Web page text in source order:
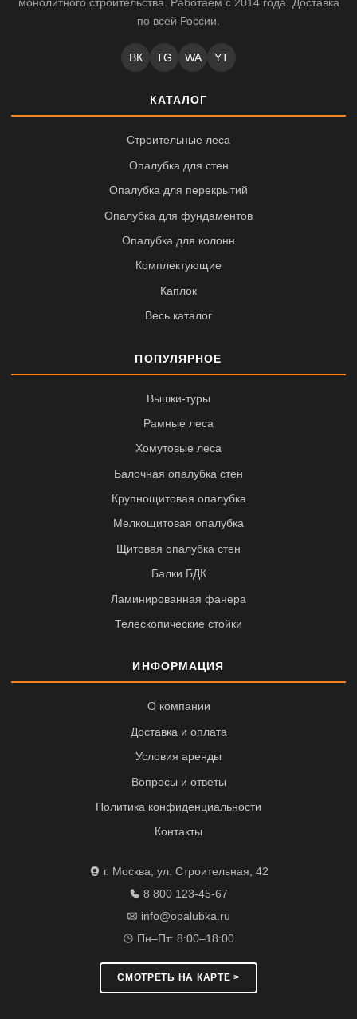
монолитного строительства. Работаем с 2014 года. Доставка
по всей России.
ВК TG WA YT
КАТАЛОГ
Строительные леса
Опалубка для стен
Опалубка для перекрытий
Опалубка для фундаментов
Опалубка для колонн
Комплектующие
Каплок
Весь каталог
ПОПУЛЯРНОЕ
Вышки-туры
Рамные леса
Хомутовые леса
Балочная опалубка стен
Крупнощитовая опалубка
Мелкощитовая опалубка
Щитовая опалубка стен
Балки БДК
Ламинированная фанера
Телескопические стойки
ИНФОРМАЦИЯ
О компании
Доставка и оплата
Условия аренды
Вопросы и ответы
Политика конфиденциальности
Контакты
г. Москва, ул. Строительная, 42
8 800 123-45-67
info@opalubka.ru
Пн–Пт: 8:00–18:00
СМОТРЕТЬ НА КАРТЕ >